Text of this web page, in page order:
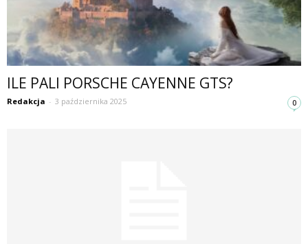
ILE PALI PORSCHE CAYENNE GTS?
Redakcja - 3 października 2025 0